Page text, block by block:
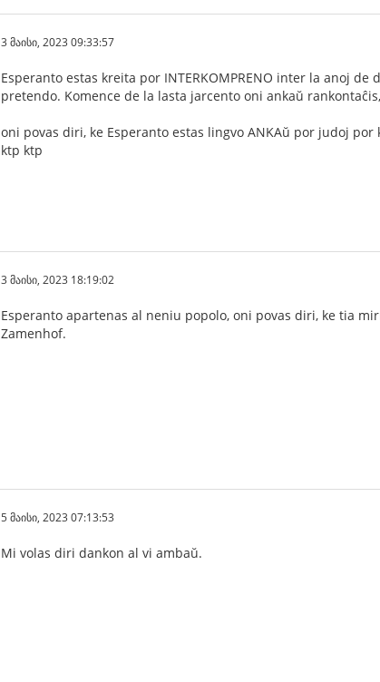
3 მაისი, 2023 09:33:57
Esperanto estas kreita por INTERKOMPRENO inter la anoj
pretendo. Komence de la lasta jarcento oni ankaŭ
oni povas diri, ke Esperanto estas lingvo ANKAŭ por judoj
ktp ktp
3 მაისი, 2023 18:19:02
Esperanto apartenas al neniu popolo, oni povas diri, ke tia
Zamenhof.
5 მაისი, 2023 07:13:53
Mi volas diri dankon al vi ambaŭ.